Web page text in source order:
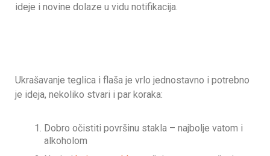
ideje i novine dolaze u vidu notifikacija.
Ukrašavanje teglica i flaša je vrlo jednostavno i potrebno
je ideja, nekoliko stvari i par koraka:
Dobro očistiti površinu stakla – najbolje vatom i
alkoholom